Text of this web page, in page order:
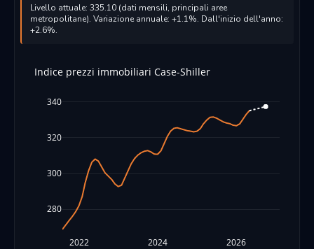
Livello attuale: 335.10 (dati mensili, principali aree
metropolitane). Variazione annuale: +1.1%. Dall'inizio dell'anno:
+2.6%.
2022 2024 2026
280
300
320
340
Indice prezzi immobiliari Case-Shiller